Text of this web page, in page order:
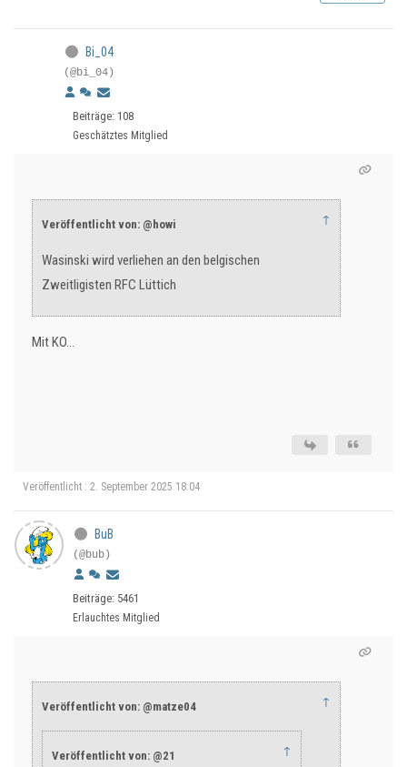
Bi_04
(@bi_04)
Beiträge: 108
Geschätztes Mitglied
Veröffentlicht von: @howi ↑
Wasinski wird verliehen an den belgischen
Zweitligisten RFC Lüttich
Mit KO...
Veröffentlicht : 2. September 2025 18:04
BuB
(@bub)
Beiträge: 5461
Erlauchtes Mitglied
Veröffentlicht von: @matze04 ↑
Veröffentlicht von: @21 ↑